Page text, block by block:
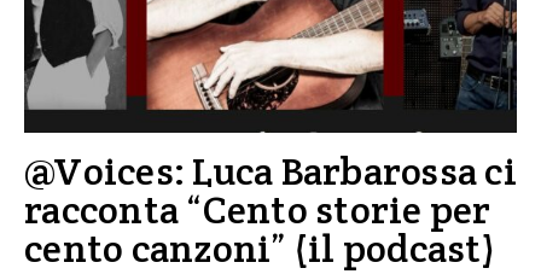
@Voices: Luca Barbarossa ci
racconta “Cento storie per
cento canzoni” (il podcast)